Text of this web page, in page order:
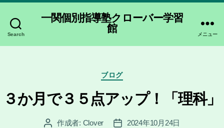
Search
一関個別指導塾クローバー学習
館
メニュー
カ
テ
ゴ
リ
ブログ
３か月で３５点アップ！「理科」
投 作成者: Clover
投
2024年10月24日